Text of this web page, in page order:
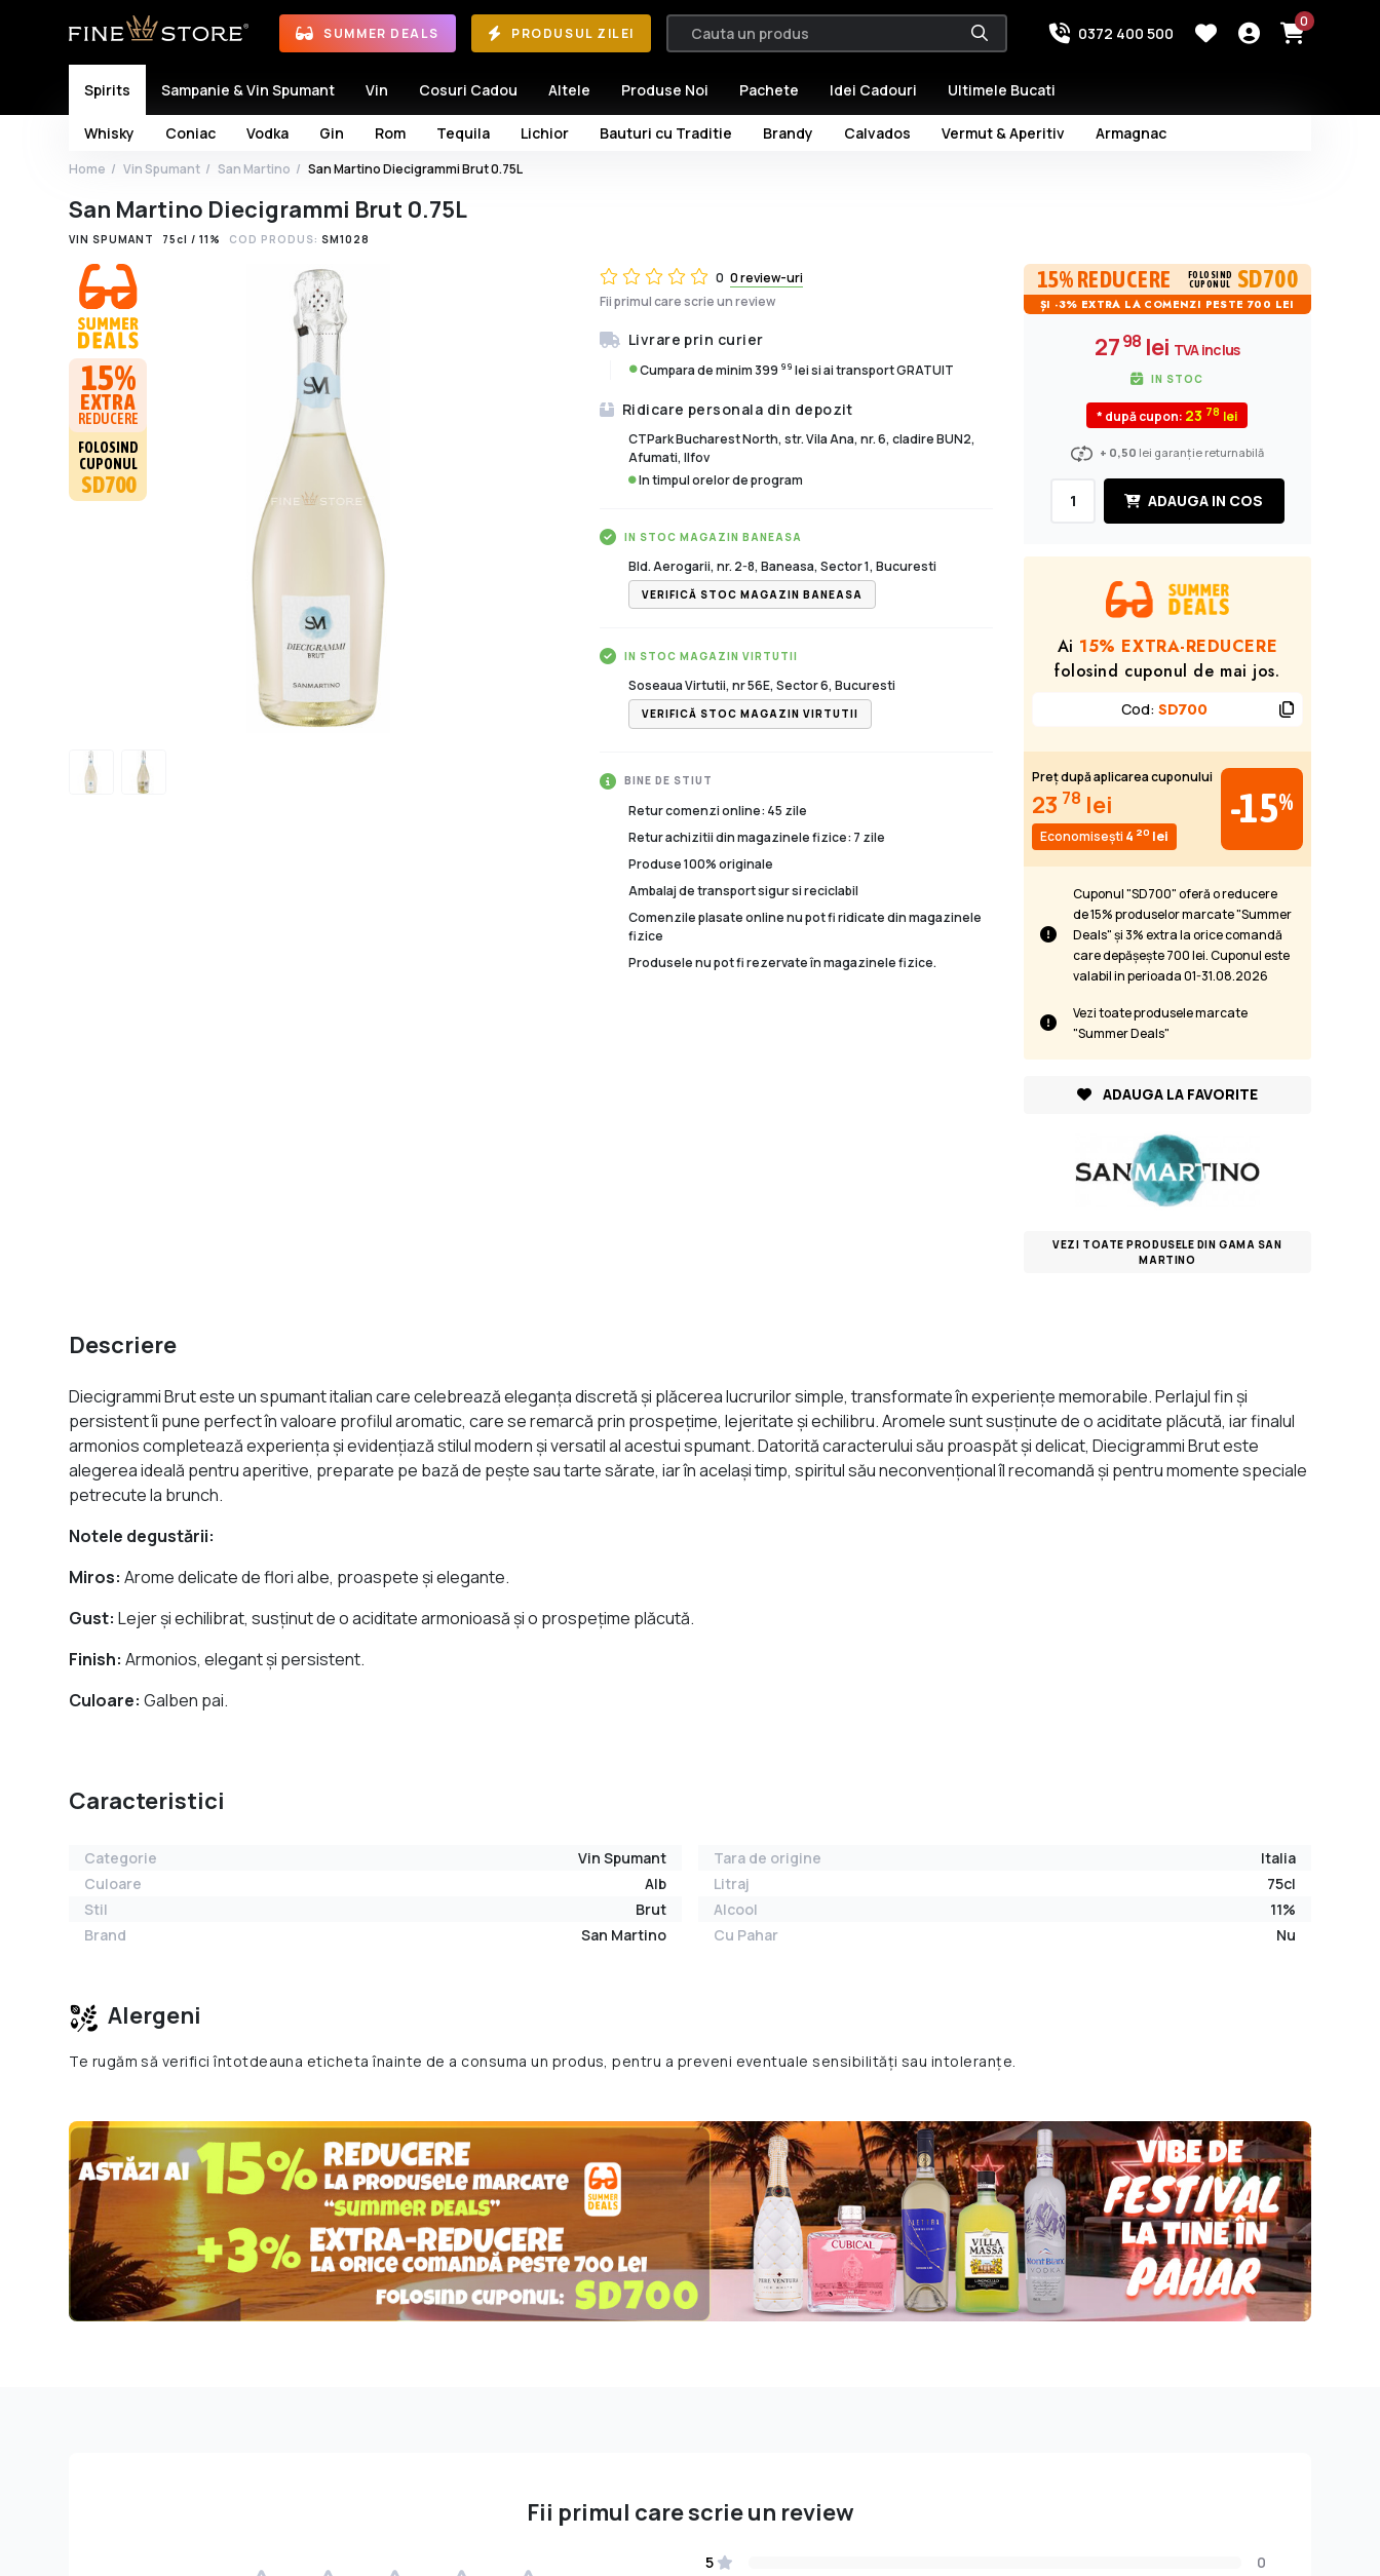
SUMMER DEALS PRODUSUL ZILEI 0372 400 500
0
Spirits
Whisky Coniac Vodka Gin Rom Tequila Lichior Bauturi cu Traditie Brandy Calvados Vermut & Aperitiv Armagnac
Sampanie & Vin Spumant Vin Cosuri Cadou Altele Produse Noi Pachete Idei Cadouri Ultimele Bucati
Home Vin Spumant San Martino San Martino Diecigrammi Brut 0.75L
San Martino Diecigrammi Brut 0.75L
VIN SPUMANT 75cl / 11% COD PRODUS: SM1028
15%
EXTRA
REDUCERE
FOLOSIND
CUPONUL
SD700
0 0 review-uri
Fii primul care scrie un review
Livrare prin curier
Cumpara de minim 399 99 lei si ai transport GRATUIT
Ridicare personala din depozit
CTPark Bucharest North, str. Vila Ana, nr. 6, cladire BUN2,
Afumati, Ilfov
In timpul orelor de program
IN STOC MAGAZIN BANEASA
Bld. Aerogarii, nr. 2-8, Baneasa, Sector 1, Bucuresti
VERIFICĂ STOC MAGAZIN BANEASA
IN STOC MAGAZIN VIRTUTII
Soseaua Virtutii, nr 56E, Sector 6, Bucuresti
VERIFICĂ STOC MAGAZIN VIRTUTII
BINE DE STIUT
Retur comenzi online: 45 zile
Retur achizitii din magazinele fizice: 7 zile
Produse 100% originale
Ambalaj de transport sigur si reciclabil
Comenzile plasate online nu pot fi ridicate din magazinele
fizice
Produsele nu pot fi rezervate în magazinele fizice.
15% REDUCERE
FOLOSIND
CUPONUL
SD700
ȘI -3% EXTRA LA COMENZI PESTE 700 LEI
2798 lei TVA inclus
IN STOC
* după cupon: 23 78
+ 0,50 lei garanție returnabilă
ADAUGA IN COS
Ai 15% EXTRA-REDUCERE
folosind cuponul de mai jos.
Cod: SD700
Preț după aplicarea cuponului
23 78 lei
Economisești 4 20 lei
-15%
Cuponul "SD700" oferă o reducere
de 15% produselor marcate "Summer
Deals" și 3% extra la orice comandă
care depășește 700 lei. Cuponul este
valabil in perioada 01-31.08.2026
Vezi toate produsele marcate
"Summer Deals"
ADAUGA LA FAVORITE
VEZI TOATE PRODUSELE DIN GAMA SAN
MARTINO
Descriere
Diecigrammi Brut este un spumant italian care celebrează eleganța discretă și plăcerea lucrurilor simple, transformate în experiențe memorabile. Perlajul fin și
persistent îi pune perfect în valoare profilul aromatic, care se remarcă prin prospețime, lejeritate și echilibru. Aromele sunt susținute de o aciditate plăcută, iar finalul
armonios completează experiența și evidențiază stilul modern și versatil al acestui spumant. Datorită caracterului său proaspăt și delicat, Diecigrammi Brut este
alegerea ideală pentru aperitive, preparate pe bază de pește sau tarte sărate, iar în același timp, spiritul său neconvențional îl recomandă și pentru momente speciale
petrecute la brunch.
Notele degustării:
Miros: Arome delicate de flori albe, proaspete și elegante.
Gust:Lejer și echilibrat, susținut de o aciditate armonioasă și o prospețime plăcută.
Finish: Armonios, elegant și persistent.
Culoare: Galben pai.
Caracteristici
Categorie
Vin Spumant
Culoare
Alb
Stil
Brut
Brand
San Martino
Tara de origine
Italia
Litraj
75cl
Alcool
11%
Cu Pahar
Nu
Alergeni
Te rugăm să verifici întotdeauna eticheta înainte de a consuma un produs, pentru a preveni eventuale sensibilități sau intoleranțe.
Fii primul care scrie un review
5
0